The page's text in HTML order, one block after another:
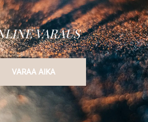
VARAUS
VARAA AIKA